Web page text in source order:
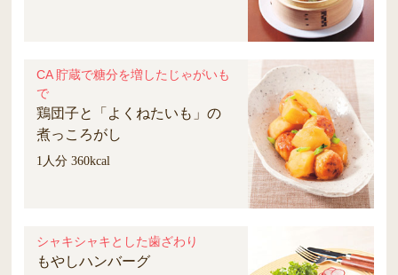
CA 貯蔵で糖分を増したじゃがいも
で
鶏団子と「よくねたいも」の
煮っころがし
1人分 360kcal
シャキシャキとした歯ざわり
もやしハンバーグ